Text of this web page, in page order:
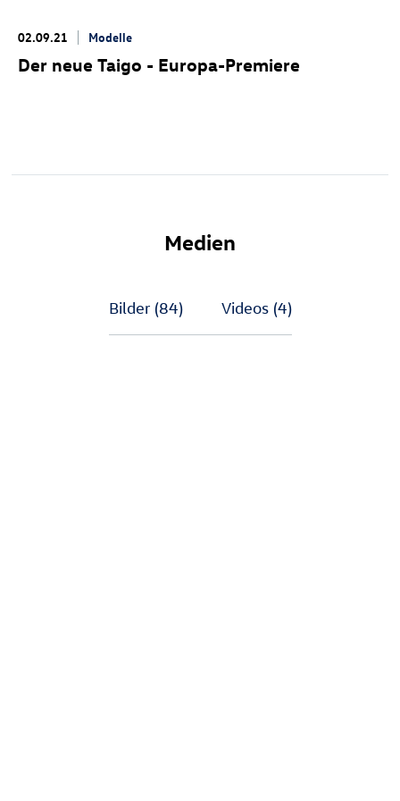
02.09.21 Modelle
Der neue Taigo - Europa-Premiere
Medien
Bilder (84) Videos (4)